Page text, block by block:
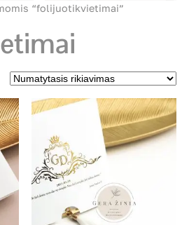
“folijuotikvietimai”